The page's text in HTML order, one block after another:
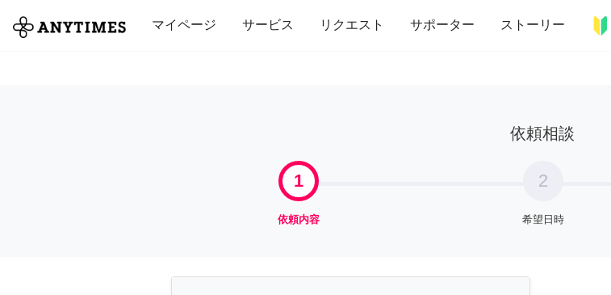
マイページ サービス リクエスト サポーター ストーリー
全て 修理・組立 家事 引っ越し インテリア 趣味・習い事 ペット
依頼相談
1
依頼内容
2
希望日時